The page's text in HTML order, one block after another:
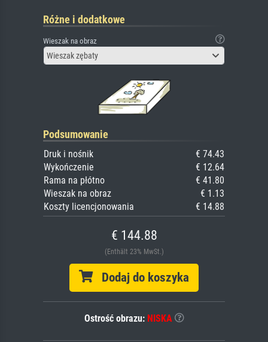
Różne i dodatkowe
Wieszak na obraz
Wieszak zębaty
Podsumowanie
Druk i nośnik
€ 74.43
Wykończenie
€ 12.64
Rama na płótno
€ 41.80
Wieszak na obraz
€ 1.13
Koszty licencjonowania
€ 14.88
€ 144.88
(Enthält 23% MwSt.)
Dodaj do koszyka
Ostrość obrazu: NISKA